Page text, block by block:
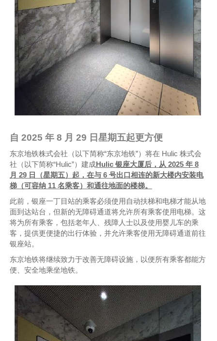
自 2025 年 8 月 29 日星期五起更方便
东京地铁株式会社（以下简称“东京地铁”）将在 Hulic 株式会
社（以下简称“Hulic”）建成Hulic 银座大厦后，从 2025 年 8
月 29 日（星期五）起，在与 6 号出口相连的新大楼内安装电
梯（可容纳 11 名乘客）和通往地面的楼梯。
此前，银座一丁目站的乘客必须使用自动扶梯和电梯才能从地
面到达站台，但新的无障碍通道将允许所有乘客使用电梯。这
将为所有乘客，包括老年人、残障人士以及使用婴儿车的乘
客，提供更便捷的出行体验，并允许乘客使用无障碍通道前往
银座站。
东京地铁将继续致力于改善无障碍设施，以便所有乘客都能方
便、安全地乘坐地铁。